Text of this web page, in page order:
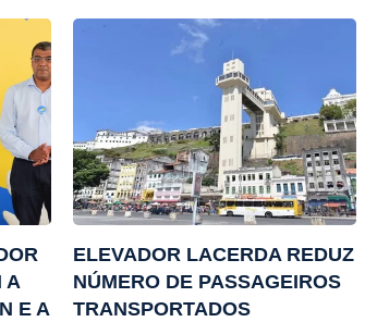
A
E A
ELEVADOR LACERDA REDUZ
NÚMERO DE PASSAGEIROS
TRANSPORTADOS